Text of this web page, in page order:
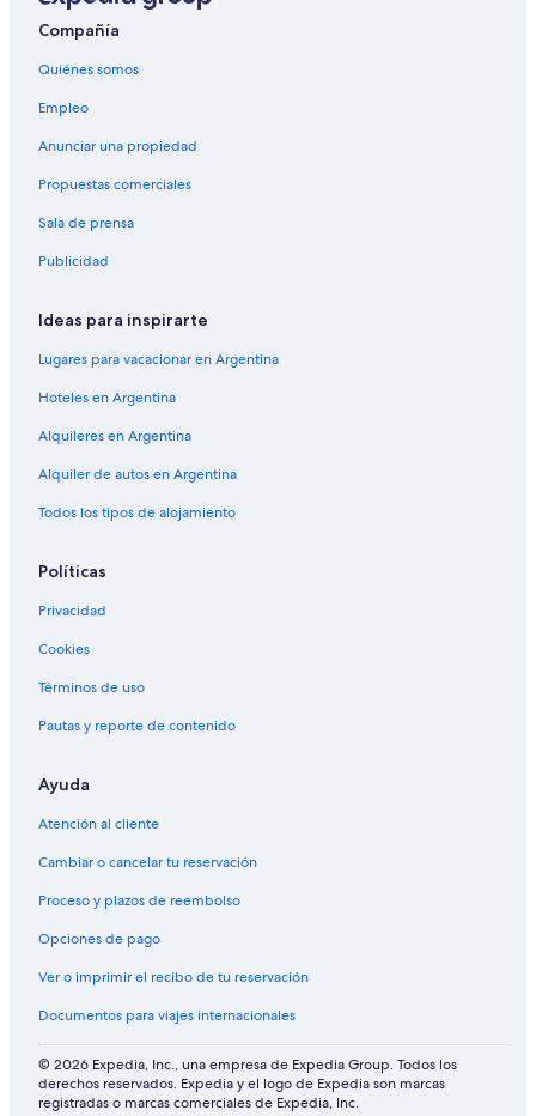
Compañía
Quiénes somos
Empleo
Anunciar una propiedad
Propuestas comerciales
Sala de prensa
Publicidad
Ideas para inspirarte
Lugares para vacacionar en Argentina
Hoteles en Argentina
Alquileres en Argentina
Alquiler de autos en Argentina
Todos los tipos de alojamiento
Políticas
Privacidad
Cookies
Términos de uso
Pautas y reporte de contenido
Ayuda
Atención al cliente
Cambiar o cancelar tu reservación
Proceso y plazos de reembolso
Opciones de pago
Ver o imprimir el recibo de tu reservación
Documentos para viajes internacionales
© 2026 Expedia, Inc., una empresa de Expedia Group. Todos los
derechos reservados. Expedia y el logo de Expedia son marcas
registradas o marcas comerciales de Expedia, Inc.